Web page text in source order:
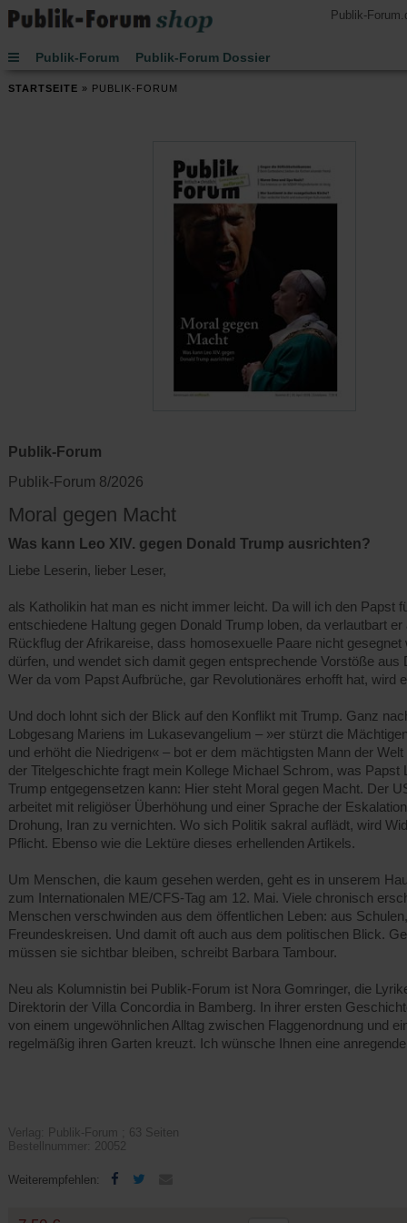
Publik-
Publik-Forum
Publik-Forum Dossier
Publik-Forum EXTRA
Publik-Forum Edition
JETZT-Uhr von Leo Zogmayer
Kinder
STARTSEITE » PUBLIK-FORUM
Publik-Forum
Publik-Forum 8/2026
Moral gegen Macht
Was kann Leo XIV. gegen Donald Trump ausrichten?
Liebe Leserin, lieber Leser,
als Katholikin hat man es nicht immer leicht. Da will ich den Papst
entschiedene Haltung gegen Donald Trump loben, da verlautbart
Rückflug der Afrikareise, dass homosexuelle Paare nicht gesegnet
dürfen, und wendet sich damit gegen entsprechende Vorstöße aus
Wer da vom Papst Aufbrüche, gar Revolutionäres erhofft hat, wird
Und doch lohnt sich der Blick auf den Konflikt mit Trump. Ganz
Lobgesang Mariens im Lukasevangelium – »er stürzt die
und erhöht die Niedrigen« – bot er dem mächtigsten Mann der Welt
der Titelgeschichte fragt mein Kollege Michael Schrom, was Papst
Trump entgegensetzen kann: Hier steht Moral gegen Macht. Der
arbeitet mit religiöser Überhöhung und einer Sprache der
Drohung, Iran zu vernichten. Wo sich Politik sakral auflädt, wird
Pflicht. Ebenso wie die Lektüre dieses erhellenden Artikels.
Um Menschen, die kaum gesehen werden, geht es in unserem
zum Internationalen ME/CFS-Tag am 12. Mai. Viele chronisch
Menschen verschwinden aus dem öffentlichen Leben: aus
Freundeskreisen. Und damit oft auch aus dem politischen Blick.
müssen sie sichtbar bleiben, schreibt Barbara Tambour.
Neu als Kolumnistin bei Publik-Forum ist Nora Gomringer, die
Direktorin der Villa Concordia in Bamberg. In ihrer ersten
von einem ungewöhnlichen Alltag zwischen Flaggenordnung und
regelmäßig ihren Garten kreuzt. Ich wünsche Ihnen eine
Verlag: Publik-Forum ; 63 Seiten
Bestellnummer: 20052
Weiterempfehlen:
(Öffnet